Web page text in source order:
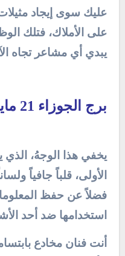
عليك سوى إيجاد
على الأملاك، فتلك
يبدي أي مشاعر تجاه
برج الجوزاء 21 مايو- 20 يونيو
يخفي هذا الوجهُ،
الأولى، قلباً جافياً
فضلاً عن حفظ
استخدامها ضد أحد
أنت فنان مخادع